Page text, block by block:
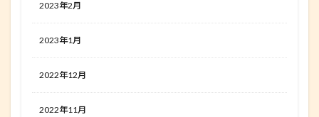
2023年2月
2023年1月
2022年12月
2022年11月